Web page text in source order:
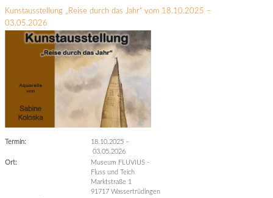
Kunstausstellung „Reise durch das Jahr“ vom 18.10.2025 –
03.05.2026
Termin: 18.10.2025 –
03.05.2026
Ort:
Museum FLUVIUS -
Fluss und Teich
Marktstraße 1
91717 Wassertrüdingen